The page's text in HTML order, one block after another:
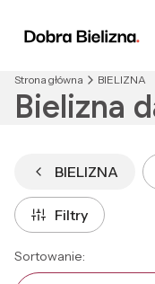
Strona główna BIELIZNA
Bielizna
BIELIZNA
Filtry
Lista
Sortowanie: